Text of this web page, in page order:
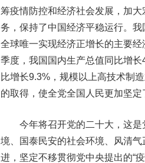
筹疫情防控和经济社会发展，加大
务，保持了中国经济平稳运行。
全球唯一实现经济正增长的主要
季度，我国国内生产总值同比增
比增长9.3%，规模以上高技术制
的取得，使全党全国人民更加坚
今年将召开党的二十大，这是
境、国泰民安的社会环境、风清
进，坚定不移贯彻党中央提出的“